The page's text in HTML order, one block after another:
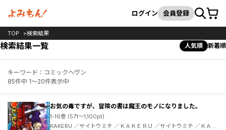
検索
ログイン 会員登録カート
TOP 検索結果
検索結果一覧 人気順 新着順
キーワード：コミックヘヴン
85件中 1～20件表示中
お気の毒ですが、冒険の書は魔王のモノになりました。
1-16巻 (571～1,100pt)
KAKERU ／サイトウミチ ／ＫＡＫＥＲＵ ／サイトウミチ ／ＫＡＫ